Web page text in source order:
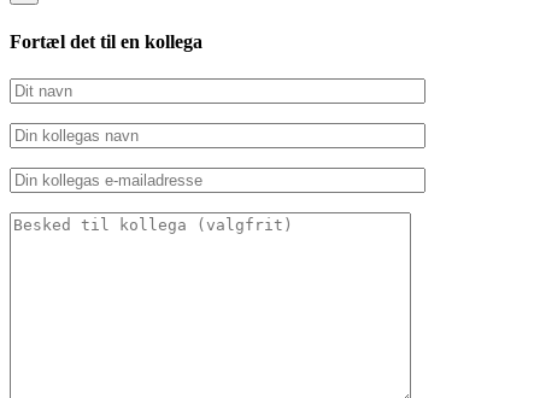
Fortæl det til en kollega